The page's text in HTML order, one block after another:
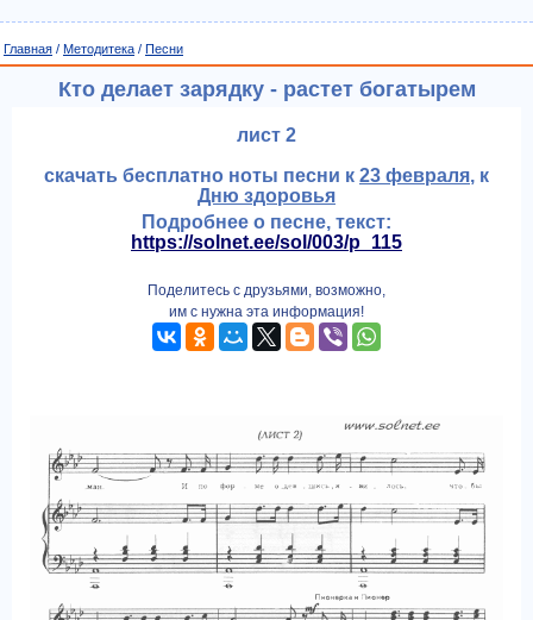
Главная / Методитека / Песни
Кто делает зарядку - растет богатырем
лист 2
скачать бесплатно ноты песни к 23 февраля, к
Дню здоровья
Подробнее о песне, текст:
https://solnet.ee/sol/003/p_115
Поделитесь с друзьями, возможно,
им с нужна эта информация!